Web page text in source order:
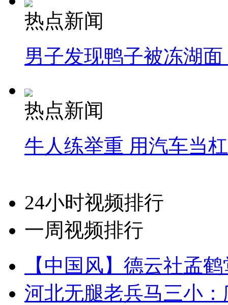
热点新闻
男子发现鸭子被冻湖
热点新闻
牛人练举重 用汽车当
24小时视频排行
一周视频排行
【中国风】德云社孟
河北无腿老兵马三小